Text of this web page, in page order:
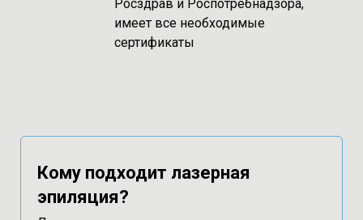
Росздрав и Роспотребнадзора,
имеет все необходимые
сертификаты
Кому подходит лазерная
эпиляция?